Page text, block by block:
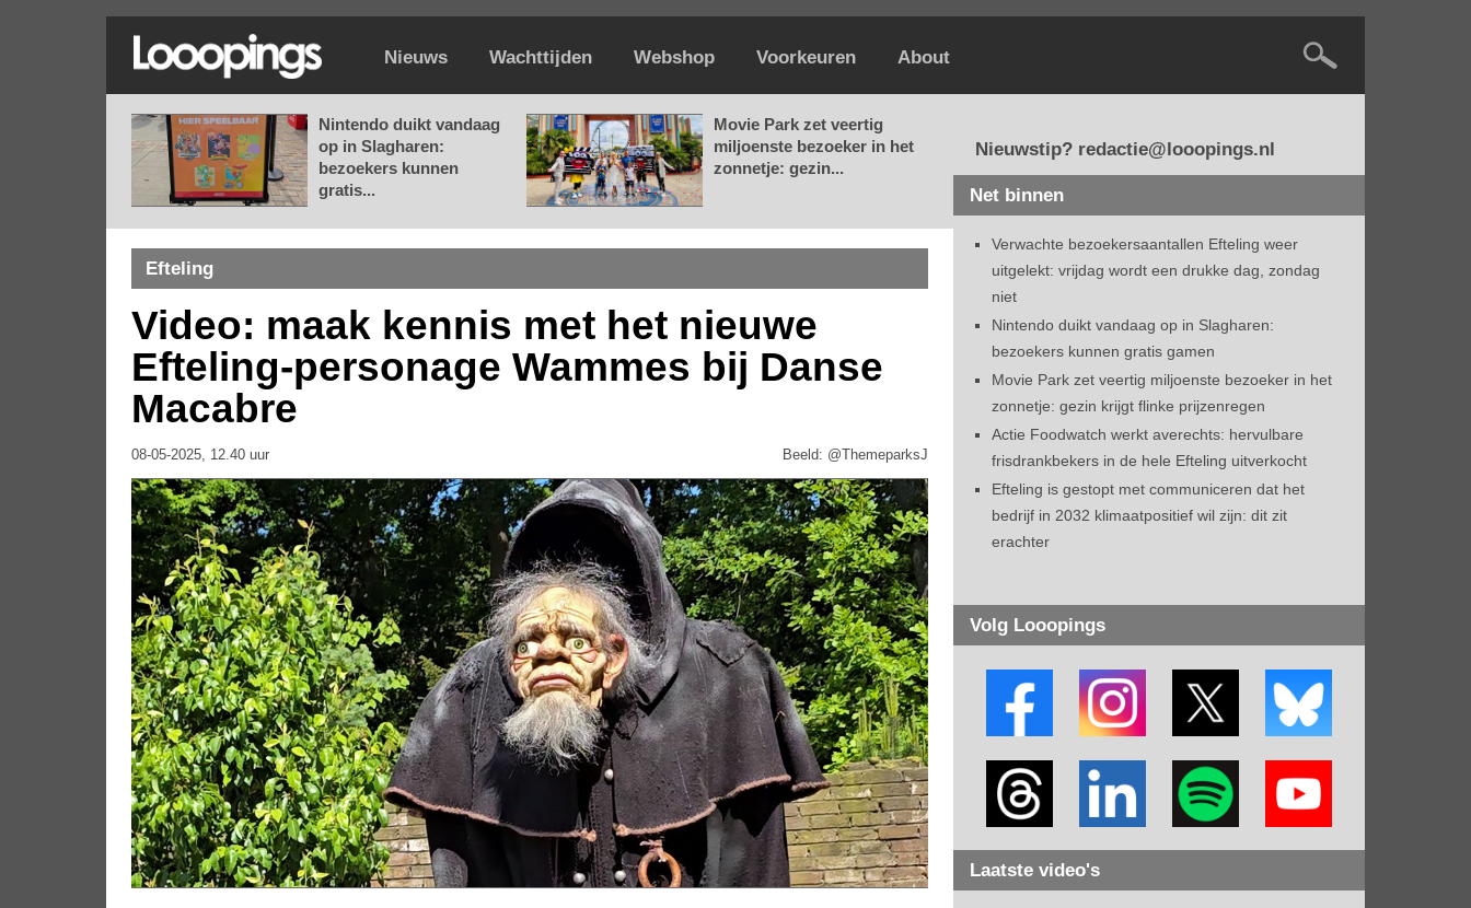
Nieuws Wachttijden Webshop Voorkeuren About
Nintendo duikt vandaag
op in Slagharen:
bezoekers kunnen
gratis...
Movie Park zet veertig
miljoenste bezoeker in het
zonnetje: gezin...
Efteling
Video: maak kennis met het nieuwe
Efteling-personage Wammes bij Danse
Macabre
08-05-2025, 12.40 uur Beeld: @ThemeparksJ
Nieuwstip? redactie@looopings.nl
Net binnen
Verwachte bezoekersaantallen Efteling weer
uitgelekt: vrijdag wordt een drukke dag, zondag
niet
Nintendo duikt vandaag op in Slagharen:
bezoekers kunnen gratis gamen
Movie Park zet veertig miljoenste bezoeker in het
zonnetje: gezin krijgt flinke prijzenregen
Actie Foodwatch werkt averechts: hervulbare
frisdrankbekers in de hele Efteling uitverkocht
Efteling is gestopt met communiceren dat het
bedrijf in 2032 klimaatpositief wil zijn: dit zit
erachter
Volg Looopings
Laatste video's